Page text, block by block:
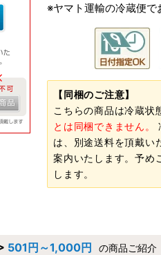
※ヤマト運輸の冷蔵便で
【同梱のご注意】
こちらの商品は冷蔵状
とは同梱できません。
は、別途送料を頂戴い
案内いたします。予め
します。
501円～1,000円 の商品ご紹介